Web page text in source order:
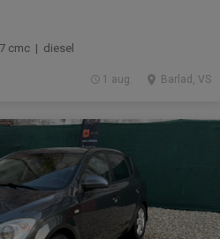
cmc | diesel
Barlad, VS
1 aug.